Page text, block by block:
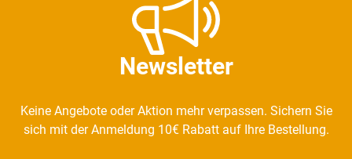
Newsletter
Keine Angebote oder Aktion mehr verpassen. Sichern Sie
sich mit der Anmeldung 10€ Rabatt auf Ihre Bestellung.